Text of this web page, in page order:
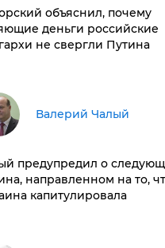
объяснил, почему
деньги российские
не свергли Путина
Валерий Чалый
предупредил о
направленном на то,
капитулировала